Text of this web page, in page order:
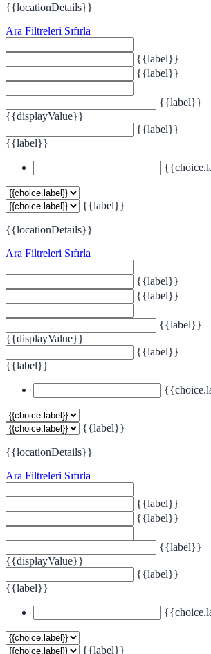
{{locationDetails}}
Ara Filtreleri Sıfırla
{{label}}
{{label}}
{{label}}
{{displayValue}}
{{label}}
{{label}}
{{label}}
{{locationDetails}}
Ara Filtreleri Sıfırla
{{label}}
{{label}}
{{label}}
{{displayValue}}
{{label}}
{{label}}
{{label}}
{{locationDetails}}
Ara Filtreleri Sıfırla
{{label}}
{{label}}
{{label}}
{{displayValue}}
{{label}}
{{label}}
{{label}}